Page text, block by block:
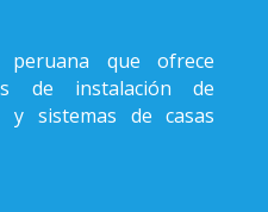
peruana que ofrece
de instalación de
y sistemas de casas